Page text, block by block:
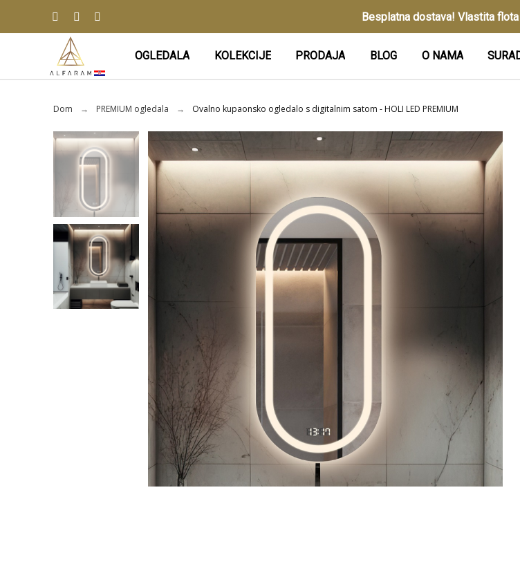
Besplatna dostava! Vlastita
OGLEDALA KOLEKCIJE PRODAJA BLOG O NAMA
Dom PREMIUM ogledala Ovalno kupaonsko ogledalo s digitalnim satom - HOLI LED PREMIUM